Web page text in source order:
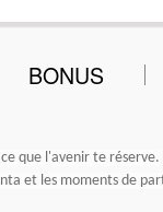
BONUS
que l'avenir te réserve.
et les moments de